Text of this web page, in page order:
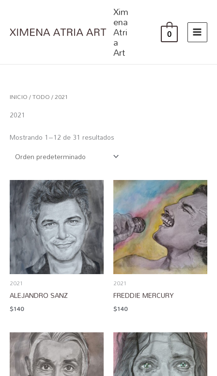
contenido
Xim
ena
Atri
a
Art
0
INICIO/TODO/ 2021
2021
Mostrando 1–12 de 31 resultados
2021
ALEJANDRO SANZ
$140
2021
FREDDIE MERCURY
$140